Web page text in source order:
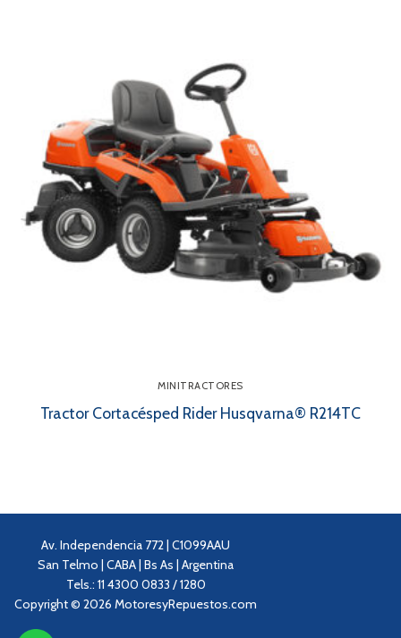
MINITRACTORES
Tractor Cortacésped Rider Husqvarna® R214TC
Av. Independencia 772 | C1099AAU
San Telmo | CABA | Bs As | Argentina
Tels.: 11 4300 0833 / 1280
Copyright © 2026 MotoresyRepuestos.com